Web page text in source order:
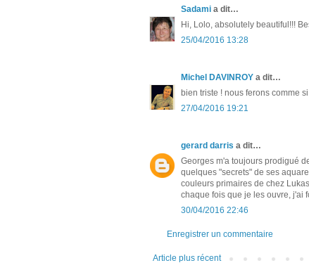
Sadami a dit…
Hi, Lolo, absolutely beautiful!!!
25/04/2016 13:28
Michel DAVINROY a dit…
bien triste ! nous ferons comme
27/04/2016 19:21
gerard darris a dit…
Georges m'a toujours prodigué
quelques "secrets" de ses
couleurs primaires de chez
chaque fois que je les ouvre, j'ai
30/04/2016 22:46
Enregistrer un commentaire
Article plus récent